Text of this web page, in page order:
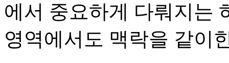
에서 중요하게 다뤄지는
영역에서도 맥락을 같이